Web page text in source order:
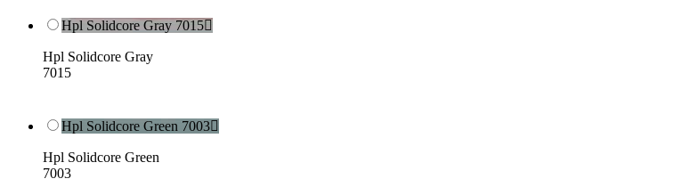
Hpl Solidcore Gray 7015
Hpl Solidcore Gray
7015
Hpl Solidcore Green 7003
Hpl Solidcore Green
7003